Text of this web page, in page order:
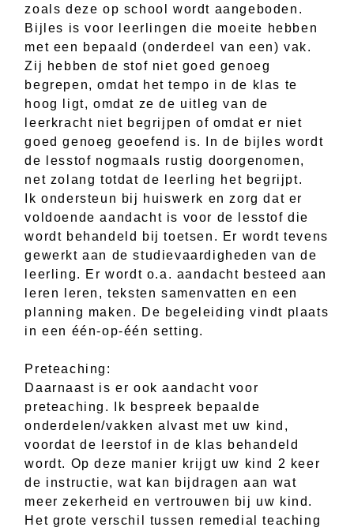
zoals deze op school wordt aangeboden.
Bijles is voor leerlingen die moeite hebben
met een bepaald (onderdeel van een) vak.
Zij hebben de stof niet goed genoeg
begrepen, omdat het tempo in de klas te
hoog ligt, omdat ze de uitleg van de
leerkracht niet begrijpen of omdat er niet
goed genoeg geoefend is. In de bijles wordt
de lesstof nogmaals rustig doorgenomen,
net zolang totdat de leerling het begrijpt.
Ik ondersteun bij huiswerk en zorg dat er
voldoende aandacht is voor de lesstof die
wordt behandeld bij toetsen. Er wordt tevens
gewerkt aan de studievaardigheden van de
leerling. Er wordt o.a. aandacht besteed aan
leren leren, teksten samenvatten en een
planning maken. De begeleiding vindt plaats
in een één-op-één setting.
Preteaching:
Daarnaast is er ook aandacht voor
preteaching. Ik bespreek bepaalde
onderdelen/vakken alvast met uw kind,
voordat de leerstof in de klas behandeld
wordt. Op deze manier krijgt uw kind 2 keer
de instructie, wat kan bijdragen aan wat
meer zekerheid en vertrouwen bij uw kind.
Het grote verschil tussen remedial teaching